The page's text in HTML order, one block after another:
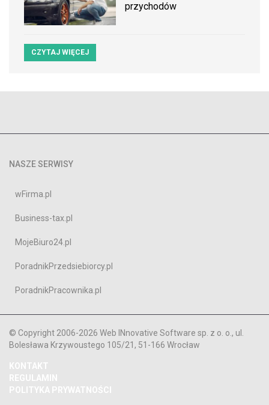
przychodów
CZYTAJ WIĘCEJ
NASZE SERWISY
wFirma.pl
Business-tax.pl
MojeBiuro24.pl
PoradnikPrzedsiebiorcy.pl
PoradnikPracownika.pl
© Copyright 2006-2026 Web INnovative Software sp. z o. o., ul.
Bolesława Krzywoustego 105/21, 51-166 Wrocław
KONTAKT
REGULAMIN
POLITYKA PRYWATNOŚCI